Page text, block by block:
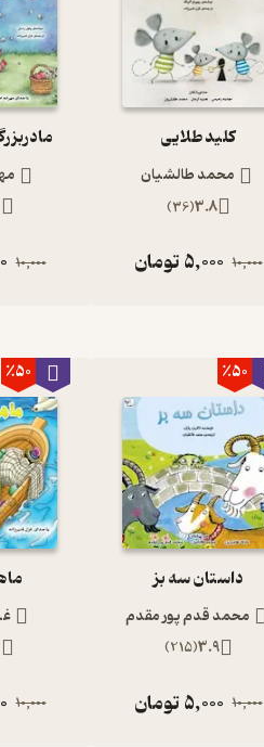
کلید طلایی
محمد طالشیان
3.8
(
36
)
10,000
5,000تومان 10,000
٪50
داستان سه بز
محمد قدم پور مقدم
3.9
(
215
)
10,000
5,000تومان
٪50
10,000